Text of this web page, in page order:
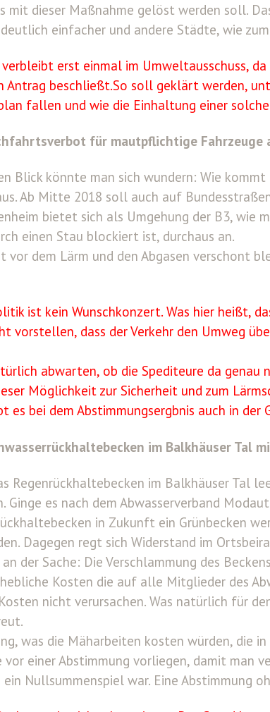
mit dieser Maßnahme gelöst werden soll.
einfacher und andere Städte, wie
verbleibt erst einmal im Umweltausschuss,
Antrag beschließt.So soll geklärt werden,
fallen und wie die Einhaltung einer
für mautpflichtige Fahrzeuge
Blick könnte man sich wundern: Wie
Ab Mitte 2018 soll auch auf
bietet sich als Umgehung der B3, wie
einen Stau blockiert ist, durchaus an.
vor dem Lärm und den Abgasen verschont
ist kein Wunschkonzert. Was hier heißt,
vorstellen, dass der Verkehr den Umweg
abwarten, ob die Spediteure da genau
Möglichkeit zur Sicherheit und zum
es bei dem Abstimmungsergbnis auch in
im Balkhäuser Tal
Regenrückhaltebecken im Balkhäuser Tal
Ginge es nach dem Abwasserverband
in Zukunft ein Grünbecken
Dagegen regt sich Widerstand im
der Sache: Die Verschlammung des
Kosten die auf alle Mitglieder des
nicht verursachen. Was natürlich für
was die Mäharbeiten kosten würden, die
einer Abstimmung vorliegen, damit man
ein Nullsummenspiel war. Eine